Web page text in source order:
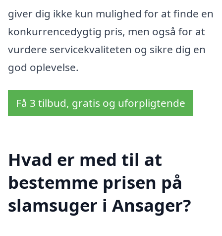
giver dig ikke kun mulighed for at finde en
konkurrencedygtig pris, men også for at
vurdere servicekvaliteten og sikre dig en
god oplevelse.
Få 3 tilbud, gratis og uforpligtende
Hvad er med til at
bestemme prisen på
slamsuger i Ansager?